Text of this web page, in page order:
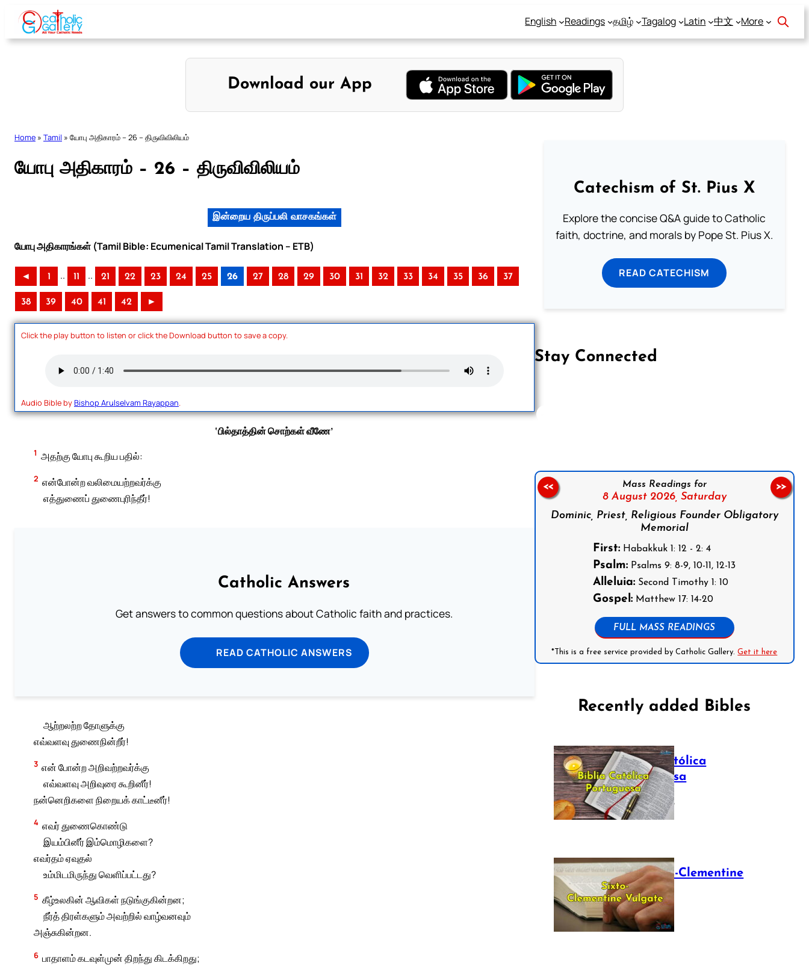
Skip
content
English Readings தமிழ் Tagalog Latin 中文 More
Download our App
Home » Tamil » யோபு அதிகாரம் – 26 – திருவிவிலியம்
யோபு அதிகாரம் – 26 – திருவிவிலியம்
இன்றைய திருப்பலி வாசகங்கள்
யோபு அதிகாரங்கள் (Tamil Bible: Ecumenical Tamil Translation – ETB)
◄ 1 .. 11 .. 21 22 23 24 25 26 27 28 29 30 31 32 33 34 35 36 37
38 39 40 41 42 ►
Click the play button to listen or click the Download button to save a copy.
Audio Bible byBishop Arulselvam Rayappan.
‘பில்தாத்தின் சொற்கள் வீணே’
1 அதற்கு யோபு கூறிய பதில்:
2 என்போன்ற வலிமையற்றவர்க்கு
எத்துணைப் துணைபுரிந்தீர்!
Catholic Answers
Get answers to common questions about Catholic faith and practices.
READ CATHOLIC ANSWERS
ஆற்றலற்ற தோளுக்கு
எவ்வளவு துணைநின்றீர்!
3 என் போன்ற அறிவற்றவர்க்கு
எவ்வளவு அறிவுரை கூறினீர்!
நன்னெறிகளை நிறையக் காட்டீனீர்!
4 எவர் துணைகொண்டு
இயம்பினீர் இம்மொழிகளை?
எவர்தம் ஏவுதல்
உம்மிடமிருந்து வெளிப்பட்டது?
5 கீழ்உலகின் ஆவிகள் நடுங்குகின்றன;
நீர்த் திரள்களும் அவற்றில் வாழ்வனவும்
அஞ்சுகின்றன.
6 பாதாளம் கடவுள்முன் திறந்து கிடக்கிறது;
Catechism of St. Pius X
Explore the concise Q&A guide to Catholic
faith, doctrine, and morals by Pope St. Pius X.
READ CATECHISM
Stay Connected
Follow us on Facebook
Mass Readings for
8 August 2026, Saturday
Dominic, Priest, Religious Founder Obligatory
Memorial
First: Habakkuk 1: 12 - 2: 4
Psalm: Psalms 9: 8-9, 10-11, 12-13
Alleluia: Second Timothy 1: 10
Gospel: Matthew 17: 14-20
FULL MASS READINGS
*This is a free service provided by Catholic Gallery.Get it here
<< >>
Recently added Bibles
Bíblia Católica
Portuguesa
July 16, 2025
The Sixto-Clementine
Vulgate
July 12, 2025